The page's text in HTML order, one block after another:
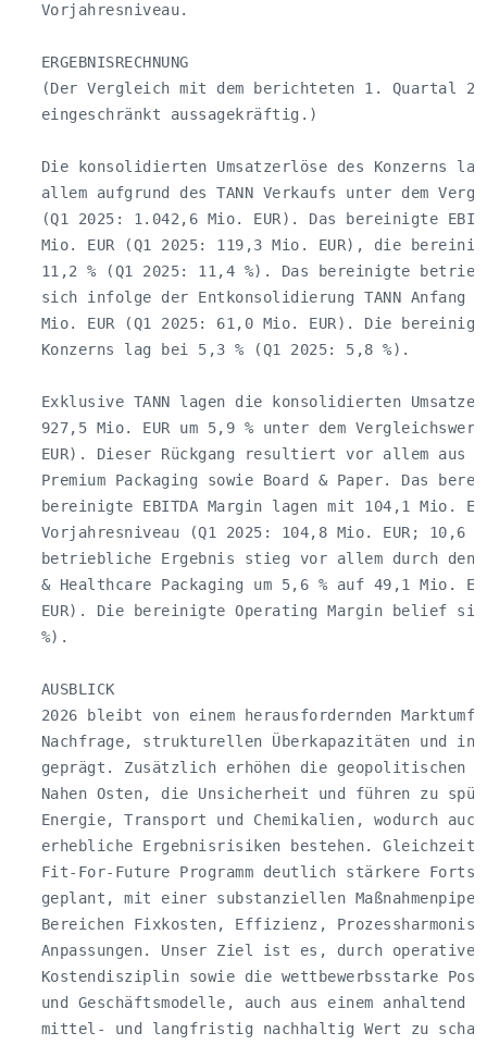
   Vorjahresniveau.
   ERGEBNISRECHNUNG
(Der Vergleich mit dem berichteten 1. Quartal
   eingeschränkt aussagekräftig.)
Die konsolidierten Umsatzerlöse des Konzerns
allem aufgrund des TANN Verkaufs unter dem
(Q1 2025: 1.042,6 Mio. EUR). Das bereinigte
Mio. EUR (Q1 2025: 119,3 Mio. EUR), die
11,2 % (Q1 2025: 11,4 %). Das bereinigte
sich infolge der Entkonsolidierung TANN Anfang
Mio. EUR (Q1 2025: 61,0 Mio. EUR). Die
   Konzerns lag bei 5,3 % (Q1 2025: 5,8 %).
Exklusive TANN lagen die konsolidierten
927,5 Mio. EUR um 5,9 % unter dem
EUR). Dieser Rückgang resultiert vor allem aus
Premium Packaging sowie Board & Paper. Das
bereinigte EBITDA Margin lagen mit 104,1 Mio.
Vorjahresniveau (Q1 2025: 104,8 Mio. EUR; 10,6
betriebliche Ergebnis stieg vor allem durch den
& Healthcare Packaging um 5,6 % auf 49,1 Mio.
EUR). Die bereinigte Operating Margin belief
   %).
   AUSBLICK
2026 bleibt von einem herausfordernden
Nachfrage, strukturellen Überkapazitäten und
geprägt. Zusätzlich erhöhen die geopolitischen
Nahen Osten, die Unsicherheit und führen zu
Energie, Transport und Chemikalien, wodurch
erhebliche Ergebnisrisiken bestehen.
Fit-For-Future Programm deutlich stärkere
geplant, mit einer substanziellen
Bereichen Fixkosten, Effizienz,
Anpassungen. Unser Ziel ist es, durch operative
Kostendisziplin sowie die wettbewerbsstarke
und Geschäftsmodelle, auch aus einem anhaltend
mittel- und langfristig nachhaltig Wert zu